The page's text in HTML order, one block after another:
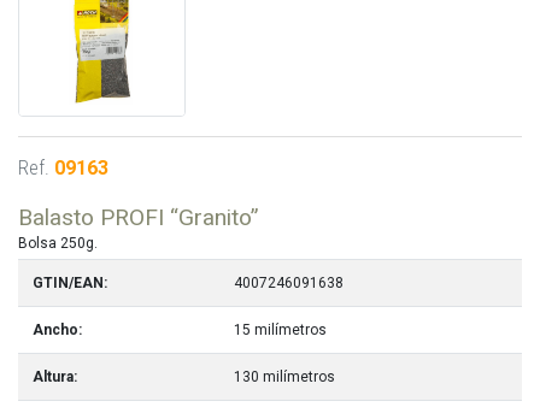
Ref. 09163
Balasto PROFI “Granito”
Bolsa 250g.
GTIN/EAN: 4007246091638
Ancho: 15 milímetros
Altura: 130 milímetros